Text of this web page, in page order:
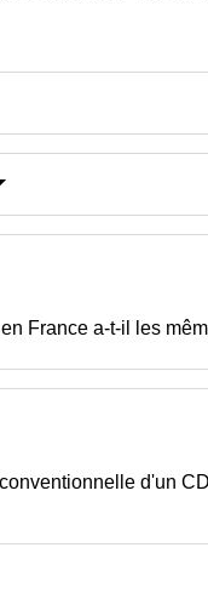
France a-t-il les
d'un